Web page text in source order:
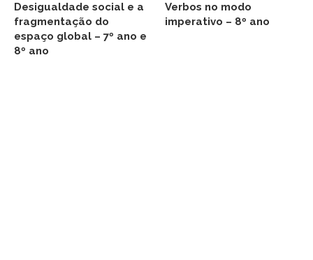
Desigualdade social e a
fragmentação do
espaço global – 7º ano e
8º ano
Verbos no modo
imperativo – 8º ano